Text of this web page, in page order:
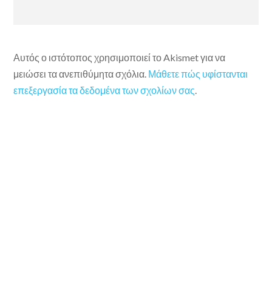
Αυτός ο ιστότοπος χρησιμοποιεί το Akismet για να
μειώσει τα ανεπιθύμητα σχόλια. Μάθετε πώς υφίστανται
επεξεργασία τα δεδομένα των σχολίων σας.